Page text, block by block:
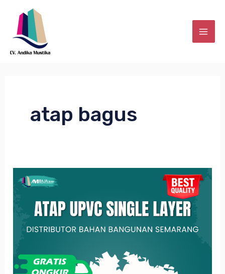
content
atap bagus
ATAP
UPVC
SINGLE
ATAP
KOKOH